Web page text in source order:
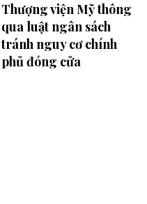
Thượng viện Mỹ thông
qua luật ngân sách
tránh nguy cơ chính
phủ đóng cửa